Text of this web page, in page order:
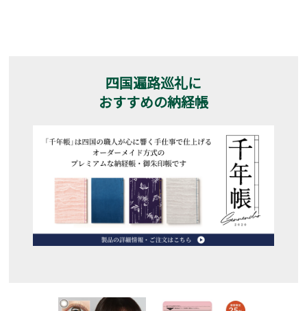
四国遍路巡礼に
おすすめの納経帳